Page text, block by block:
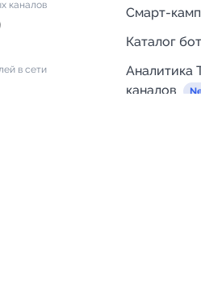
каналов
в сети
Смарт-
Каталог
Аналитика
каналов